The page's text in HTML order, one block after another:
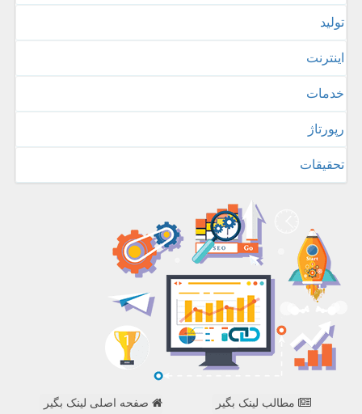
تولید
اینترنت
خدمات
رپورتاژ
تحقیقات
مطالب لینک بگیر صفحه اصلی لینک بگیر